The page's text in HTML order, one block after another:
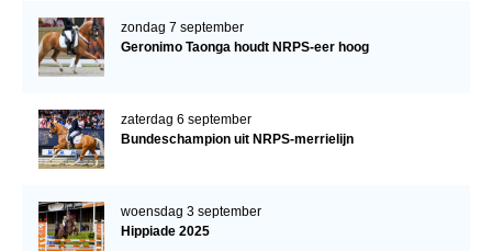
zondag 7 september
Geronimo Taonga houdt NRPS-eer hoog
zaterdag 6 september
Bundeschampion uit NRPS-merrielijn
woensdag 3 september
Hippiade 2025